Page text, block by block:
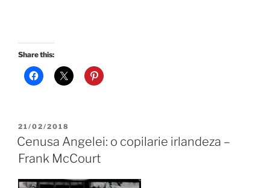
Share this:
POSTED
ON
21/02/2018
Cenusa Angelei: o copilarie irlandeza –
Frank McCourt